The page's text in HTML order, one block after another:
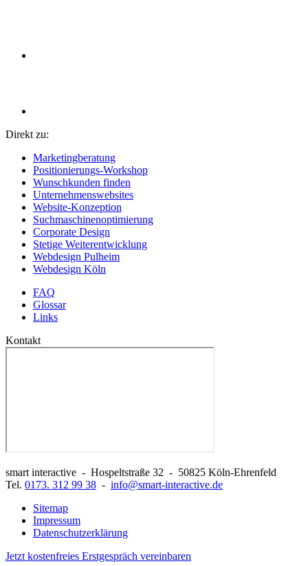
Direkt zu:
Marketingberatung
Positionierungs-Workshop
Wunschkunden finden
Unternehmenswebsites
Website-Konzeption
Suchmaschinenoptimierung
Corporate Design
Stetige Weiterentwicklung
Webdesign Pulheim
Webdesign Köln
FAQ
Glossar
Links
Kontakt
smart interactive - Hospeltstraße 32 - 50825 Köln-Ehrenfeld
Tel. 0173. 312 99 38 - info@smart-interactive.de
Sitemap
Impressum
Datenschutzerklärung
Jetzt kostenfreies Erstgespräch vereinbaren